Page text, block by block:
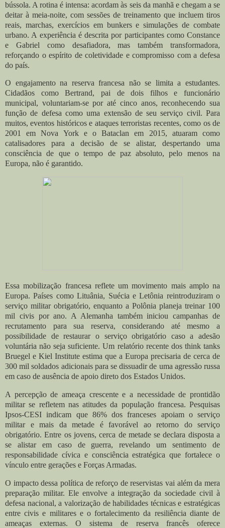
bússola. A rotina é intensa: acordam às seis da manhã e chegam a se
deitar à meia-noite, com sessões de treinamento que incluem tiros
reais, marchas, exercícios em bunkers e simulações de combate
urbano. A experiência é descrita por participantes como Constance
e Gabriel como desafiadora, mas também transformadora,
reforçando o espírito de coletividade e compromisso com a defesa
do país.
O engajamento na reserva francesa não se limita a estudantes.
Cidadãos como Bertrand, pai de dois filhos e funcionário
municipal, voluntariam-se por até cinco anos, reconhecendo sua
função de defesa como uma extensão de seu serviço civil. Para
muitos, eventos históricos e ataques terroristas recentes, como os de
2001 em Nova York e o Bataclan em 2015, atuaram como
catalisadores para a decisão de se alistar, despertando uma
consciência de que o tempo de paz absoluto, pelo menos na
Europa, não é garantido.
Essa mobilização francesa reflete um movimento mais amplo na
Europa. Países como Lituânia, Suécia e Letônia reintroduziram o
serviço militar obrigatório, enquanto a Polônia planeja treinar 100
mil civis por ano. A Alemanha também iniciou campanhas de
recrutamento para sua reserva, considerando até mesmo a
possibilidade de restaurar o serviço obrigatório caso a adesão
voluntária não seja suficiente. Um relatório recente dos think tanks
Bruegel e Kiel Institute estima que a Europa precisaria de cerca de
300 mil soldados adicionais para se dissuadir de uma agressão russa
em caso de ausência de apoio direto dos Estados Unidos.
A percepção de ameaça crescente e a necessidade de prontidão
militar se refletem nas atitudes da população francesa. Pesquisas
Ipsos-CESI indicam que 86% dos franceses apoiam o serviço
militar e mais da metade é favorável ao retorno do serviço
obrigatório. Entre os jovens, cerca de metade se declara disposta a
se alistar em caso de guerra, revelando um sentimento de
responsabilidade cívica e consciência estratégica que fortalece o
vínculo entre gerações e Forças Armadas.
O impacto dessa política de reforço de reservistas vai além da mera
preparação militar. Ele envolve a integração da sociedade civil à
defesa nacional, a valorização de habilidades técnicas e estratégicas
entre civis e militares e o fortalecimento da resiliência diante de
ameaças externas. O sistema de reserva francês oferece